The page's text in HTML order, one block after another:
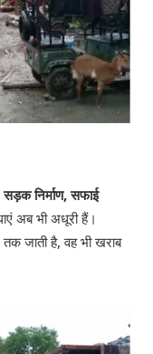
सड़क निर्माण, सफाई
अब भी अधूरी हैं।
जाती है, वह भी खराब